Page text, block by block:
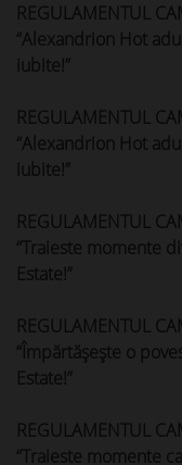
REGULAMENTUL
“Alexandrion Hot
iubite!”
REGULAMENTUL
“Alexandrion Hot
iubite!”
REGULAMENTUL
“Traieste momente
Estate!”
REGULAMENTUL
“Împărtășește o
Estate!”
REGULAMENTUL
“Traieste momente